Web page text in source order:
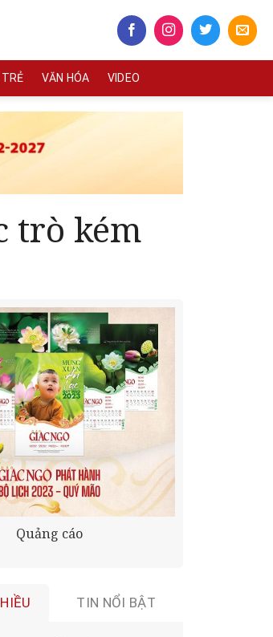
VĂN HÓA VIDEO
trò kém
Quảng cáo
TIN NỔI BẬT